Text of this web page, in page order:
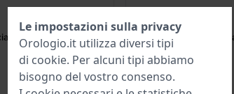
inossidabile con
Q Timex
Le impostazioni sulla privacy
Orologio.it utilizza diversi tipi
di cookie. Per alcuni tipi abbiamo
bisogno del vostro consenso.